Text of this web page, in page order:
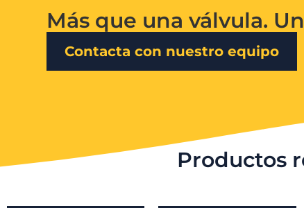
Más que una válvula.
Contacta con nuestro equipo
Productos